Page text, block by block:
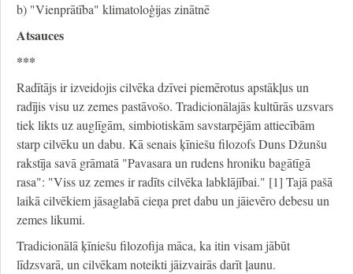
b) "Vienprātība" klimatoloģijas zinātnē
Atsauces
***
Radītājs ir izveidojis cilvēka dzīvei piemērotus apstākļus un
radījis visu uz zemes pastāvošo. Tradicionālajās kultūrās uzsvars
tiek likts uz auglīgām, simbiotiskām savstarpējām attiecībām
starp cilvēku un dabu. Kā senais ķīniešu filozofs Duns Džunšu
rakstīja savā grāmatā "Pavasara un rudens hroniku bagātīgā
rasa": "Viss uz zemes ir radīts cilvēka labklājībai." [1] Tajā pašā
laikā cilvēkiem jāsaglabā cieņa pret dabu un jāievēro debesu un
zemes likumi.
Tradicionālā ķīniešu filozofija māca, ka itin visam jābūt
līdzsvarā, un cilvēkam noteikti jāizvairās darīt ļaunu.